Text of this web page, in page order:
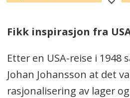
årene. Forfatter er Thor
Estate Nyheter
boken.
Fikk inspirasjon fra
Etter en USA-reise i 1948
Johan Johansson at det
rasjonalisering av lager